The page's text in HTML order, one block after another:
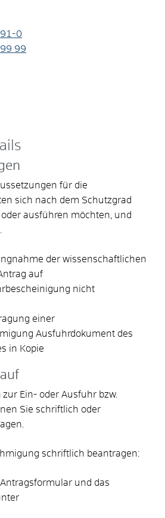
91-0
99
für die
sich nach dem Schutzgrad
ausführen möchten, und
der wissenschaftlichen
auf
nicht
einer
Ausfuhrdokument des
in Kopie
Ein- oder Ausfuhr bzw.
Sie schriftlich oder
schriftlich beantragen:
Antragsformular und das